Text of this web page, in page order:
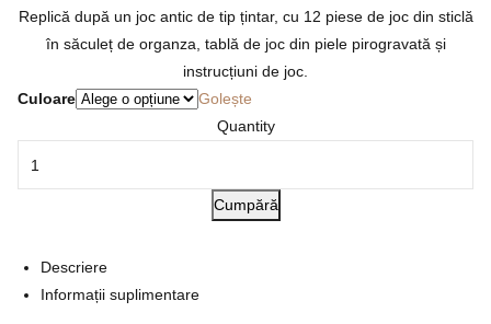
Replică după un joc antic de tip țintar, cu 12 piese de joc din sticlă
în săculeț de organza, tablă de joc din piele pirogravată și
instrucțiuni de joc.
Culoare
Golește
Quantity
Cumpără
Descriere
Informații suplimentare